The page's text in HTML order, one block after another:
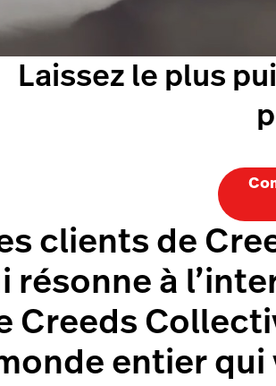
Laissez le plus
clients de
résonne à
Creeds
entier